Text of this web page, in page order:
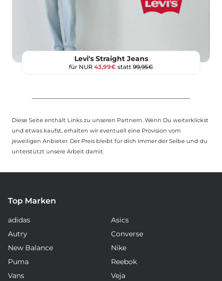
Levi's Straight Jeans
für NUR 43,99€ statt 99,95€
Diese Seite enthält Links zu unseren Partnern. Wenn Du weiterklickst
und etwas kaufst, erhalten wir eventuell eine Provision vom
jeweiligen Anbieter. Der Preis bleibt für dich immer der Selbe und du
unterstützt unsere Arbeit damit.
Top Marken
adidas
Asics
Autry
Converse
New Balance
Nike
Puma
Reebok
Vans
Veja